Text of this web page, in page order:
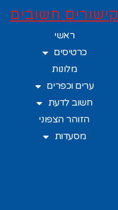
קישורים חשובים
ראשי
כרטיסים
מלונות
ערים וכפרים
חשוב לדעת
הזוהר הצפוני
מסעדות